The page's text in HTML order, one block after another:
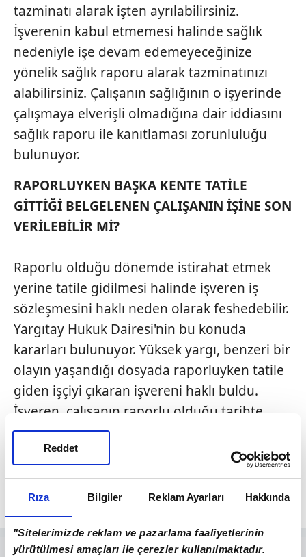
Rıza Bilgiler Reklam Ayarları Hakkında
"Sitelerimizde reklam ve pazarlama faaliyetlerinin
yürütülmesi amaçları ile çerezler kullanılmaktadır.
Reddet
tazminatı alarak işten ayrılabilirsiniz.
İşverenin kabul etmemesi halinde sağlık
nedeniyle işe devam edemeyeceğinize
yönelik sağlık raporu alarak tazminatınızı
alabilirsiniz. Çalışanın sağlığının o işyerinde
çalışmaya elverişli olmadığına dair iddiasını
sağlık raporu ile kanıtlaması zorunluluğu
bulunuyor.
RAPORLUYKEN BAŞKA KENTE TATİLE
GİTTİĞİ BELGELENEN ÇALIŞANIN İŞİNE SON
VERİLEBİLİR Mİ?
Raporlu olduğu dönemde istirahat etmek
yerine tatile gidilmesi halinde işveren iş
sözleşmesini haklı neden olarak feshedebilir.
Yargıtay Hukuk Dairesi'nin bu konuda
kararları bulunuyor. Yüksek yargı, benzeri bir
olayın yaşandığı dosyada raporluyken tatile
giden işçiyi çıkaran işvereni haklı buldu.
İşveren, çalışanın raporlu olduğu tarihte
havaalanı, memleketinde çektirdiği
fotoğraflar ve konum bilgilerini sosyal
gösterdi.